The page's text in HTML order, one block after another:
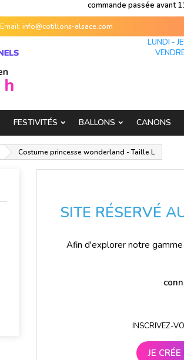
commande passée avant
Email: info@cotillons-alsace.com
LUNDI -
FESTIVITÉS BALLONS CANONS
Costume princesse wonderland - Taille L
SITE RÉSERVÉ
Afin d'explorer notre
INSCRIVEZ-
JE